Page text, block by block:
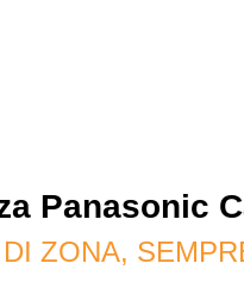
Panasonic
ZONA,